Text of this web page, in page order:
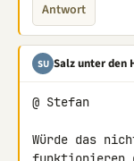
Antwort
SU Salz unter den
@ Stefan
Würde das